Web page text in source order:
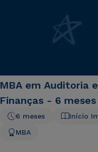
MBA em Auditoria e
Finanças - 6 meses
Início
6 meses
MBA